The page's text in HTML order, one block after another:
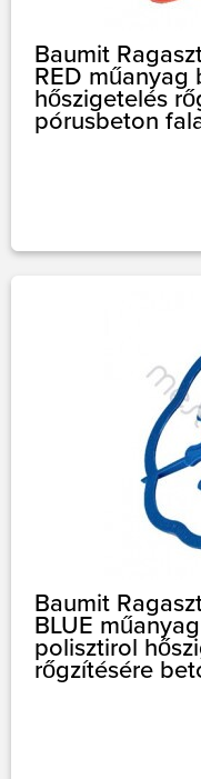
Baumit
RED
hőszigetelés
pórusbeton
Baumit
BLUE
polisztirol
rőgzítésére